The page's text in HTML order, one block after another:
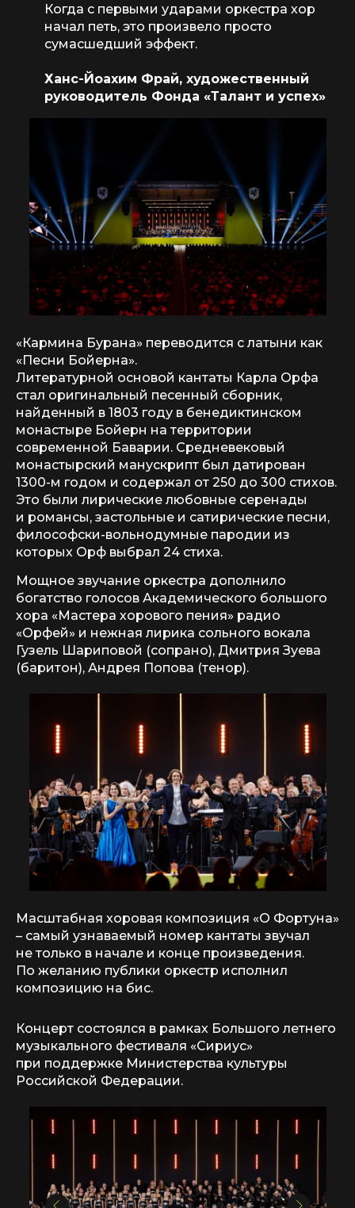
Когда с первыми ударами оркестра хор
начал петь, это произвело просто
сумасшедший эффект.
Ханс-Йоахим Фрай, художественный
руководитель Фонда «Талант и успех»
«Кармина Бурана» переводится с латыни как
«Песни Бойерна».
Литературной основой кантаты Карла Орфа
стал оригинальный песенный сборник,
найденный в 1803 году в бенедиктинском
монастыре Бойерн на территории
современной Баварии. Средневековый
монастырский манускрипт был датирован
1300-м годом и содержал от 250 до 300 стихов.
Это были лирические любовные серенады
и романсы, застольные и сатирические песни,
философски-вольнодумные пародии из
которых Орф выбрал 24 стиха.
Мощное звучание оркестра дополнило
богатство голосов Академического большого
хора «Мастера хорового пения» радио
«Орфей» и нежная лирика сольного вокала
Гузель Шариповой (сопрано), Дмитрия Зуева
(баритон), Андрея Попова (тенор).
Масштабная хоровая композиция «О Фортуна»
– самый узнаваемый номер кантаты звучал
не только в начале и конце произведения.
По желанию публики оркестр исполнил
композицию на бис.
Концерт состоялся в рамках Большого летнего
музыкального фестиваля «Сириус»
при поддержке Министерства культуры
Российской Федерации.